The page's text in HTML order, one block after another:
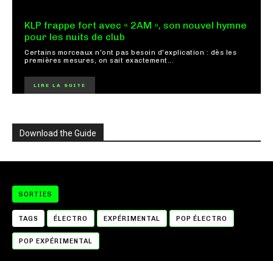
KLP frappe fort avec « 2AM », son nouvel hymne
pour les nuits de club
Certains morceaux n'ont pas besoin d'explication : dès les
premières mesures, on sait exactement...
LIRE LA SUITE
Download the Guide
SORTIES
TAGS ÉLECTRO EXPÉRIMENTAL POP ÉLECTRO
POP EXPÉRIMENTAL